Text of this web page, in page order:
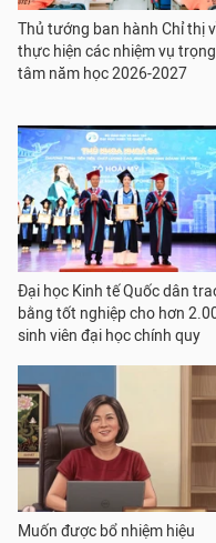
Thủ tướng ban hành Chỉ thị
thực hiện các nhiệm vụ trọng
tâm năm học 2026-2027
Đại học Kinh tế Quốc dân
bằng tốt nghiệp cho hơn
sinh viên đại học chính quy
Muốn được bổ nhiệm hiệu